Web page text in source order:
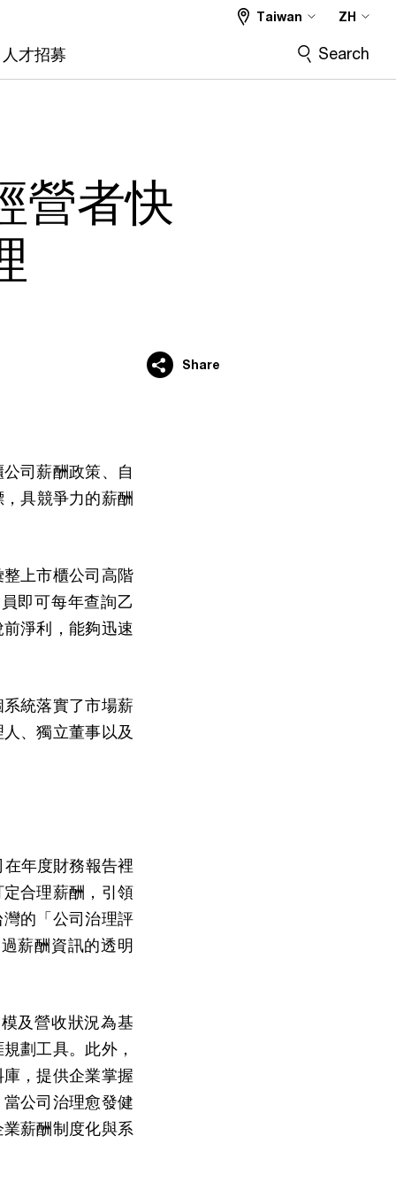
人才招募
Taiwan ZH
Search
營者快
Share
司薪酬政策、自
，具競爭力的薪酬
上市櫃公司高階
即可每年查詢乙
淨利，能夠迅速
統落實了市場薪
、獨立董事以及
年度財務報告裡
合理薪酬，引領
的「公司治理評
薪酬資訊的透明
及營收狀況為基
劃工具。此外，
，提供企業掌握
公司治理愈發健
薪酬制度化與系